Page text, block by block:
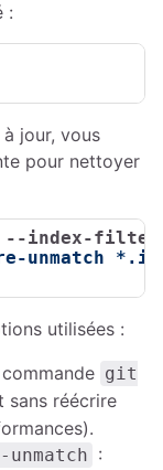
:
jour, vous
pour nettoyer
--index-
unmatch
utilisées :
git
sans réécrire
: